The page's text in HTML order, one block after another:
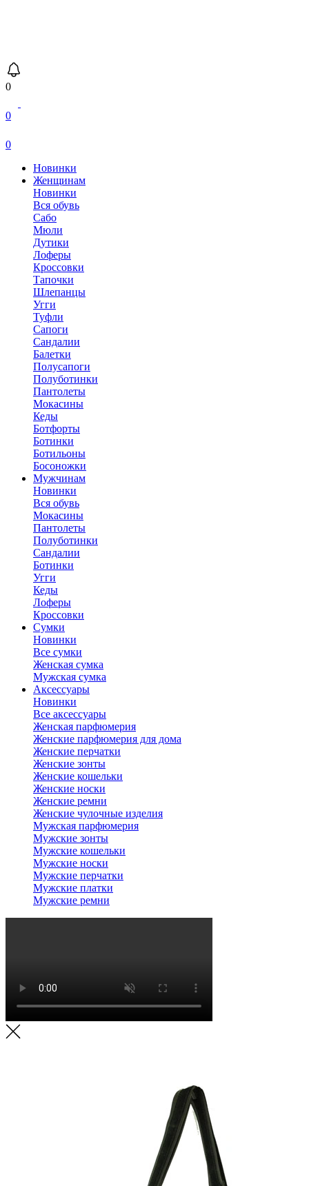
0
0
0
Новинки
Женщинам
Новинки
Вся обувь
Сабо
Мюли
Дутики
Лоферы
Кроссовки
Тапочки
Шлепанцы
Угги
Туфли
Сапоги
Сандалии
Балетки
Полусапоги
Полуботинки
Пантолеты
Мокасины
Кеды
Ботфорты
Ботинки
Ботильоны
Босоножки
Мужчинам
Новинки
Вся обувь
Мокасины
Пантолеты
Полуботинки
Сандалии
Ботинки
Угги
Кеды
Лоферы
Кроссовки
Сумки
Новинки
Все сумки
Женская сумка
Мужская сумка
Аксессуары
Новинки
Все аксессуары
Женская парфюмерия
Женские парфюмерия для дома
Женские перчатки
Женские зонты
Женские кошельки
Женские носки
Женские ремни
Женские чулочные изделия
Мужская парфюмерия
Мужские зонты
Мужские кошельки
Мужские носки
Мужские перчатки
Мужские платки
Мужские ремни